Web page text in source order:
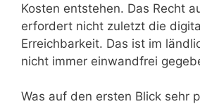
Kosten entstehen. Das Recht
erfordert nicht zuletzt die
Erreichbarkeit. Das ist im
nicht immer einwandfrei
Was auf den ersten Blick sehr